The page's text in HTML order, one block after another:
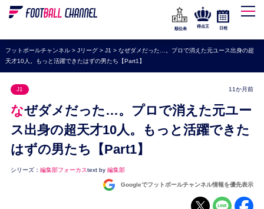
WEリーグ
海外サッカー
プレミアリーグ
セリエA
ブンデスリーガ
UEFA
ナショナルチーム
順位表
得点王 日程
フットボールチャンネル> Jリーグ> J1 > なぜダメだった…。プロで消えた元ユース出身の超
天才10人。もっと活躍できたはずの男たち【Part1】
J1 11か月前
なぜダメだった…。プロで消えた元ユー
ス出身の超天才10人。もっと活躍できた
はずの男たち【Part1】
シリーズ： 編集部フォーカスtext by 編集部
Googleでフットボールチャンネル情報を優先表示